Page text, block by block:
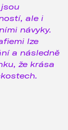
ale i
návyky.
lze
a následně
že krása